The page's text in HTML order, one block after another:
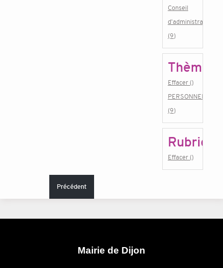
Conseil
d'administration
(9)
Thème
Effacer ()
PERSONNEL
(9)
Rubrique
Effacer ()
Précédent
Mairie de Dijon